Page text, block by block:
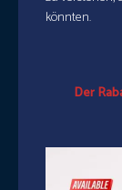
könnten.
Der